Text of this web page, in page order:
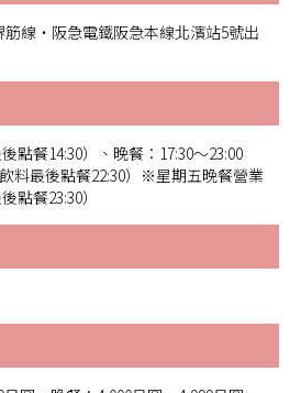
線・阪急電鐵阪急本線北濱站5號出
點餐14:30）、晚餐：17:30～23:00
飲料最後點餐22:30）※星期五晚餐營業
點餐23:30）